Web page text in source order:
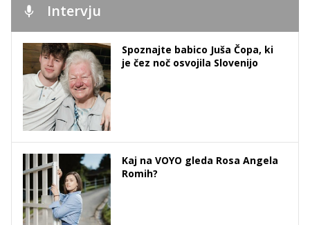
Intervju
Spoznajte babico Juša Čopa, ki
je čez noč osvojila Slovenijo
Kaj na VOYO gleda Rosa Angela
Romih?